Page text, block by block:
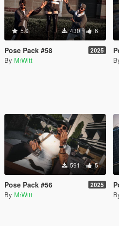
5.0 430 6
Pose Pack #58 2025
By MrWitt
591 5
Pose Pack #56 2025
By MrWitt